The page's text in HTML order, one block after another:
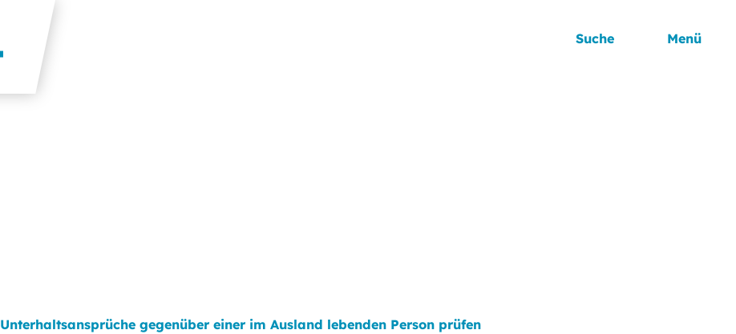
Suche Menü
Unterhaltsansprüche gegenüber einer im Ausland lebenden Person prüfen